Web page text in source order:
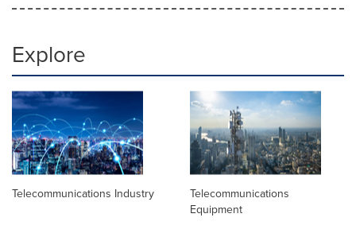
Explore
Telecommunications Industry
Telecommunications
Equipment